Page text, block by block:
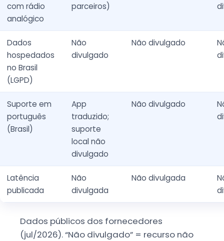
com rádio
analógico
parceiros)
Dados
hospedados
no Brasil
(LGPD)
Não
divulgado
Não divulgado
Suporte em
português
(Brasil)
App
traduzido;
suporte
local não
divulgado
Não divulgado
Latência
publicada
Não
divulgada
Não divulgada
Dados públicos dos fornecedores
(jul/2026). “Não divulgado” = recurso não